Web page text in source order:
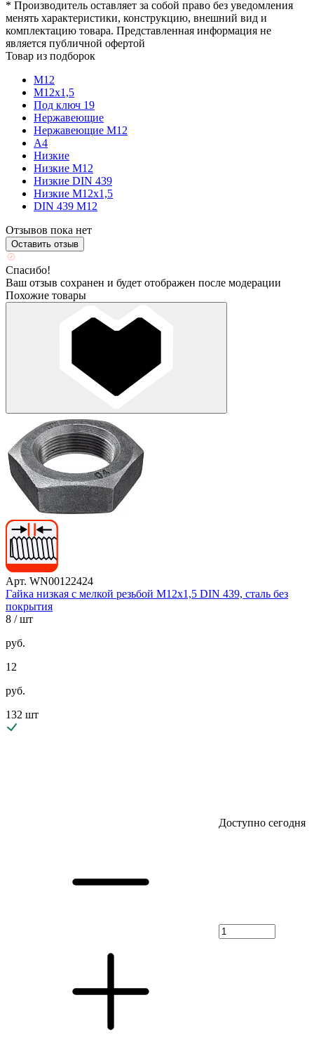
* Производитель оставляет за собой право без уведомления
менять характеристики, конструкцию, внешний вид и
комплектацию товара. Представленная информация не
является публичной офертой
Товар из подборок
М12
М12х1,5
Под ключ 19
Нержавеющие
Нержавеющие М12
А4
Низкие
Низкие М12
Низкие DIN 439
Низкие М12х1,5
DIN 439 М12
Отзывов пока нет
Оставить отзыв
Спасибо!
Ваш отзыв сохранен и будет отображен после модерации
Похожие товары
Арт. WN00122424
Гайка низкая с мелкой резьбой М12х1,5 DIN 439, сталь без
покрытия
8 / шт
руб.
12
руб.
132 шт
Доступно сегодня